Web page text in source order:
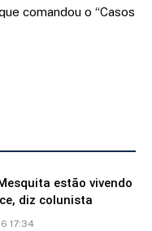
comandou o “Casos
estão vivendo
diz colunista
17:34